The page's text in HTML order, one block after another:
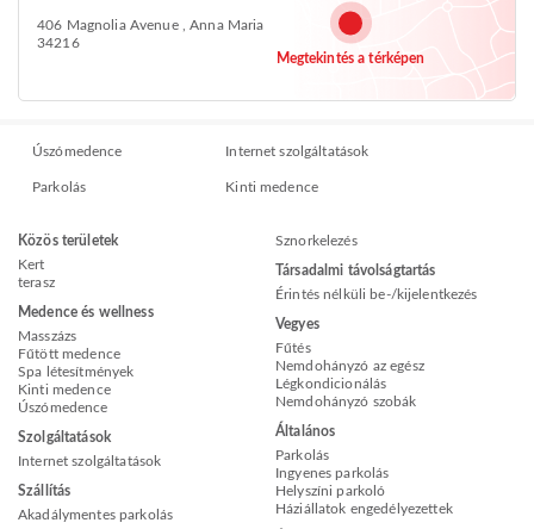
406 Magnolia Avenue , Anna Maria
34216
Megtekintés a térképen
Úszómedence Internet szolgáltatások
Parkolás Kinti medence
Közös területek
Kert
terasz
Medence és wellness
Masszázs
Fűtött medence
Spa létesítmények
Kinti medence
Úszómedence
Szolgáltatások
Internet szolgáltatások
Szállítás
Akadálymentes parkolás
Sznorkelezés
Társadalmi távolságtartás
Érintés nélküli be-/kijelentkezés
Vegyes
Fűtés
Nemdohányzó az egész
Légkondicionálás
Nemdohányzó szobák
Általános
Parkolás
Ingyenes parkolás
Helyszíni parkoló
Háziállatok engedélyezettek